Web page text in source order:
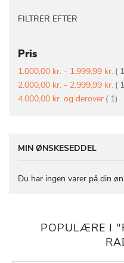
FILTRER EFTER
Pris
1.000,00 kr. - 1.999,99 kr. 1
2.000,00 kr. - 2.999,99 kr. 1
4.000,00 kr. og derover 1vare
MIN ØNSKESEDDEL
Du har ingen varer på din
POPULÆRE I